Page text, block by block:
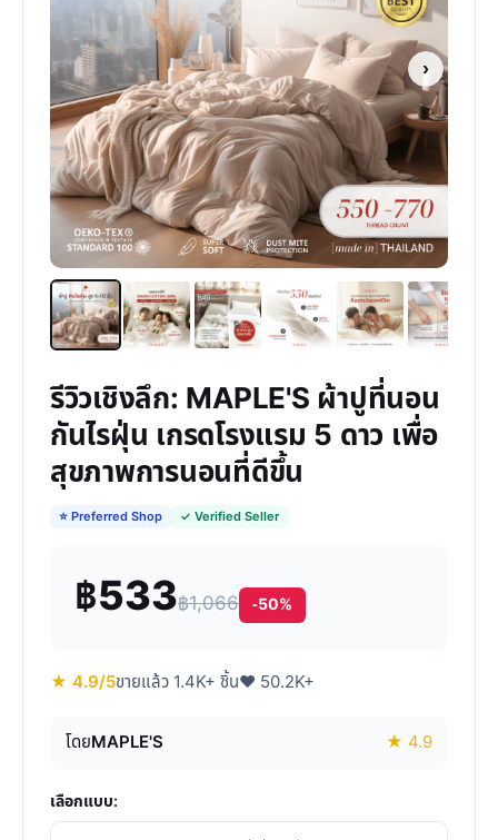
›
รีวิวเชิงลึก: MAPLE'S ผ้าปูที่นอน
กันไรฝุ่น เกรดโรงแรม 5 ดาว เพื่อ
สุขภาพการนอนที่ดีขึ้น
⭐ Preferred Shop ✓ Verified Seller
฿533฿1,066 -50%
★ 4.9/5ขายแล้ว 1.4K+ ชิ้น♥ 50.2K+
โดยMAPLE'S ★ 4.9
เลือกแบบ: